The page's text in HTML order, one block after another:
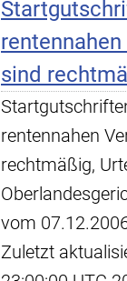
sind
rentennahen
rechtmäßig,
vom
Zuletzt